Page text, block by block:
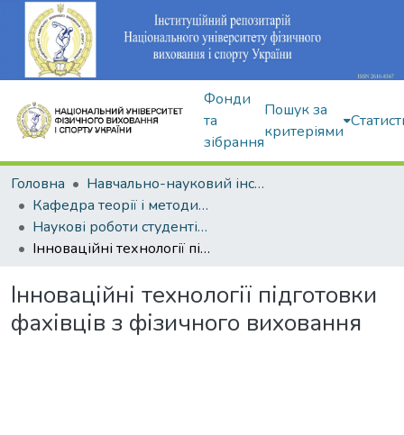
Фонди
та
зібрання
Пошук за
критеріями
Головна
Навчально-науковий інститут здоров'я, реабілітації та фізичного виховання
Кафедра теорії і методики фізичного виховання
Наукові роботи студентів і аспірантів
Інноваційні технології підготовки фахівців з фізичного виховання
Інноваційні технології підготовки
фахівців з фізичного виховання